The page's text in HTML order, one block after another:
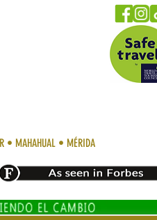
• MAHAHUAL • MÉRIDA